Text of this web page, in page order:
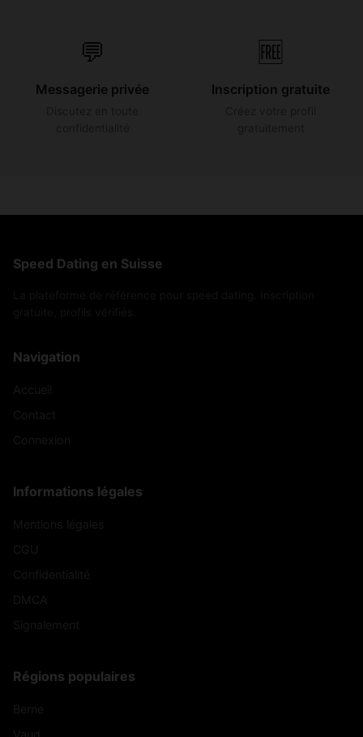
💬
Messagerie privée
🆓
Inscription gratuite
Speed Dating en Suisse
Navigation
Informations légales
Régions populaires